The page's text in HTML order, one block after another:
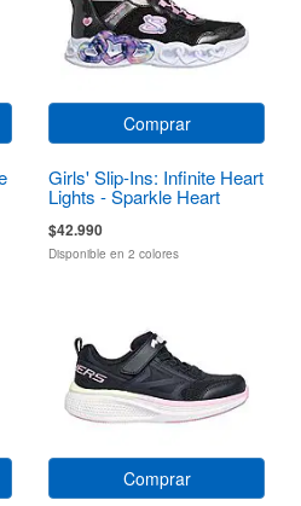
Comprar
Girls' Slip-Ins: Infinite Heart
Lights - Sparkle Heart
$42.990
Disponible en 2 colores
Comprar